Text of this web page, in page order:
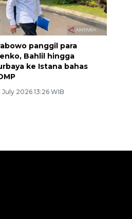
panggil para
Bahlil hingga
ke Istana bahas
July 2026 13:26 WIB